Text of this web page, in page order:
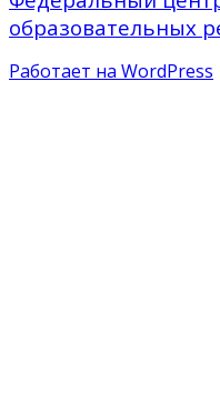
образовательных
Работает на WordPress